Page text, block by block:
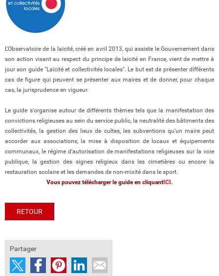
L'Observatoire de la laïcité, créé en avril 2013, qui assiste le Gouvernement dans
son action visant au respect du principe de laïcité en France, vient de mettre à
jour son guide "Laïcité et collectivités locales". Le but est de présenter différents
cas de figure qui peuvent se présenter aux maires et de donner, pour chaque
cas, la jurisprudence en vigueur.
Le guide s'organise autour de différents thèmes tels que la manifestation des
convictions religieuses au sein du service public, la neutralité des bâtiments des
collectivités, la gestion des lieux de cultes, les subventions qu'un maire peut
accorder aux associations, la mise à disposition de locaux et équipements
communaux, le régime d'autorisation de manifestations religieuses sur la voie
publique, la gestion des signes religieux dans les cimetières ou encore la
restauration scolaire et les demandes de non-mixité dans le sport.
Vous pouvez télécharger le guide en cliquant ICI.
RETOUR
Partager